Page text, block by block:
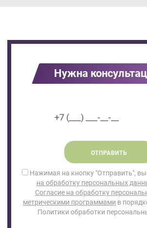
Нужна
ОТПРАВИТЬ
Нажимая на кнопку "Отправить", вы
на обработку персональных
Согласие на обработку
метрическими программами в
Политики обработки